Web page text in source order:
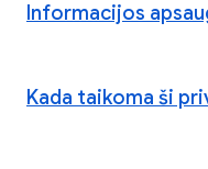
Informacijos
Kada taikoma ši